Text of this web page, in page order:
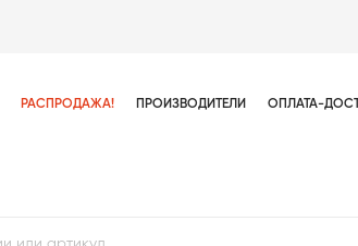
РАСПРОДАЖА! ПРОИЗВОДИТЕЛИ ОПЛАТА-